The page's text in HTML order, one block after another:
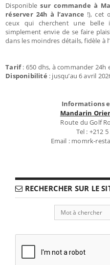
Disponiblesur commande à
réserver 24h à l’avance !), cet
ceux qui cherchent une belle
simplement envie de se faire
dans les moindres détails, fidèle à
Tarif: 650 dhs, à commander 24h
Disponibilité : jusqu’au 6 avril
Informations
Mandarin
Route du Golf
Tel : +212
Email : momrk-
RECHERCHER SUR LE